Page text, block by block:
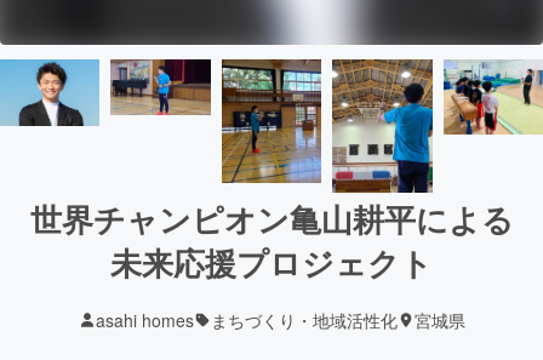
世界チャンピオン亀山耕平による
未来応援プロジェクト
asahi homes まちづくり・地域活性化 宮城県